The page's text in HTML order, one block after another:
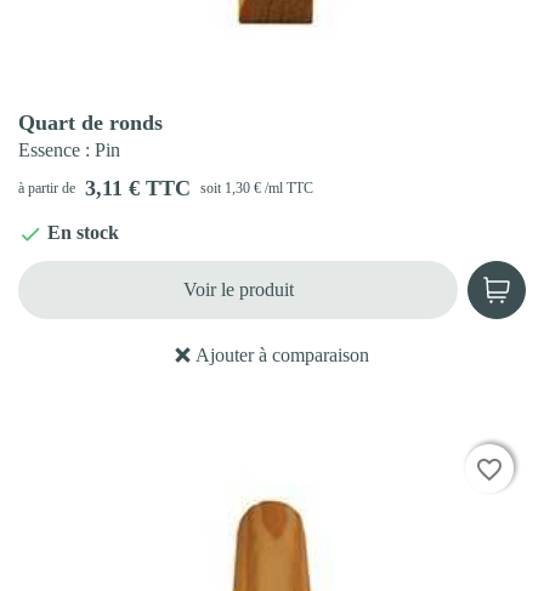
Ajouter à comparaison
Quart de ronds
Essence : Pin
à partir de 3,11 € TTC soit 1,30 € /ml TTC
 En stock
Voir le produit
favorite_border
favorite_border